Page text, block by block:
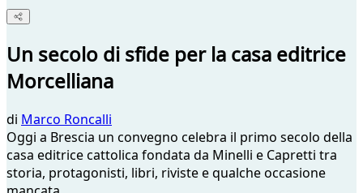
Un secolo di sfide per la casa editrice
Morcelliana
di Marco Roncalli
Oggi a Brescia un convegno celebra il primo secolo della
casa editrice cattolica fondata da Minelli e Capretti tra
storia, protagonisti, libri, riviste e qualche occasione